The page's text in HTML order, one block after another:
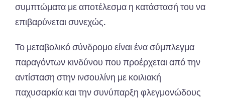
συμπτώματα με αποτέλεσμα η κατάστασή του να
επιβαρύνεται συνεχώς.
Το μεταβολικό σύνδρομο είναι ένα σύμπλεγμα
παραγόντων κινδύνου που προέρχεται από την
αντίσταση στην ινσουλίνη με κοιλιακή
παχυσαρκία και την συνύπαρξη φλεγμονώδους